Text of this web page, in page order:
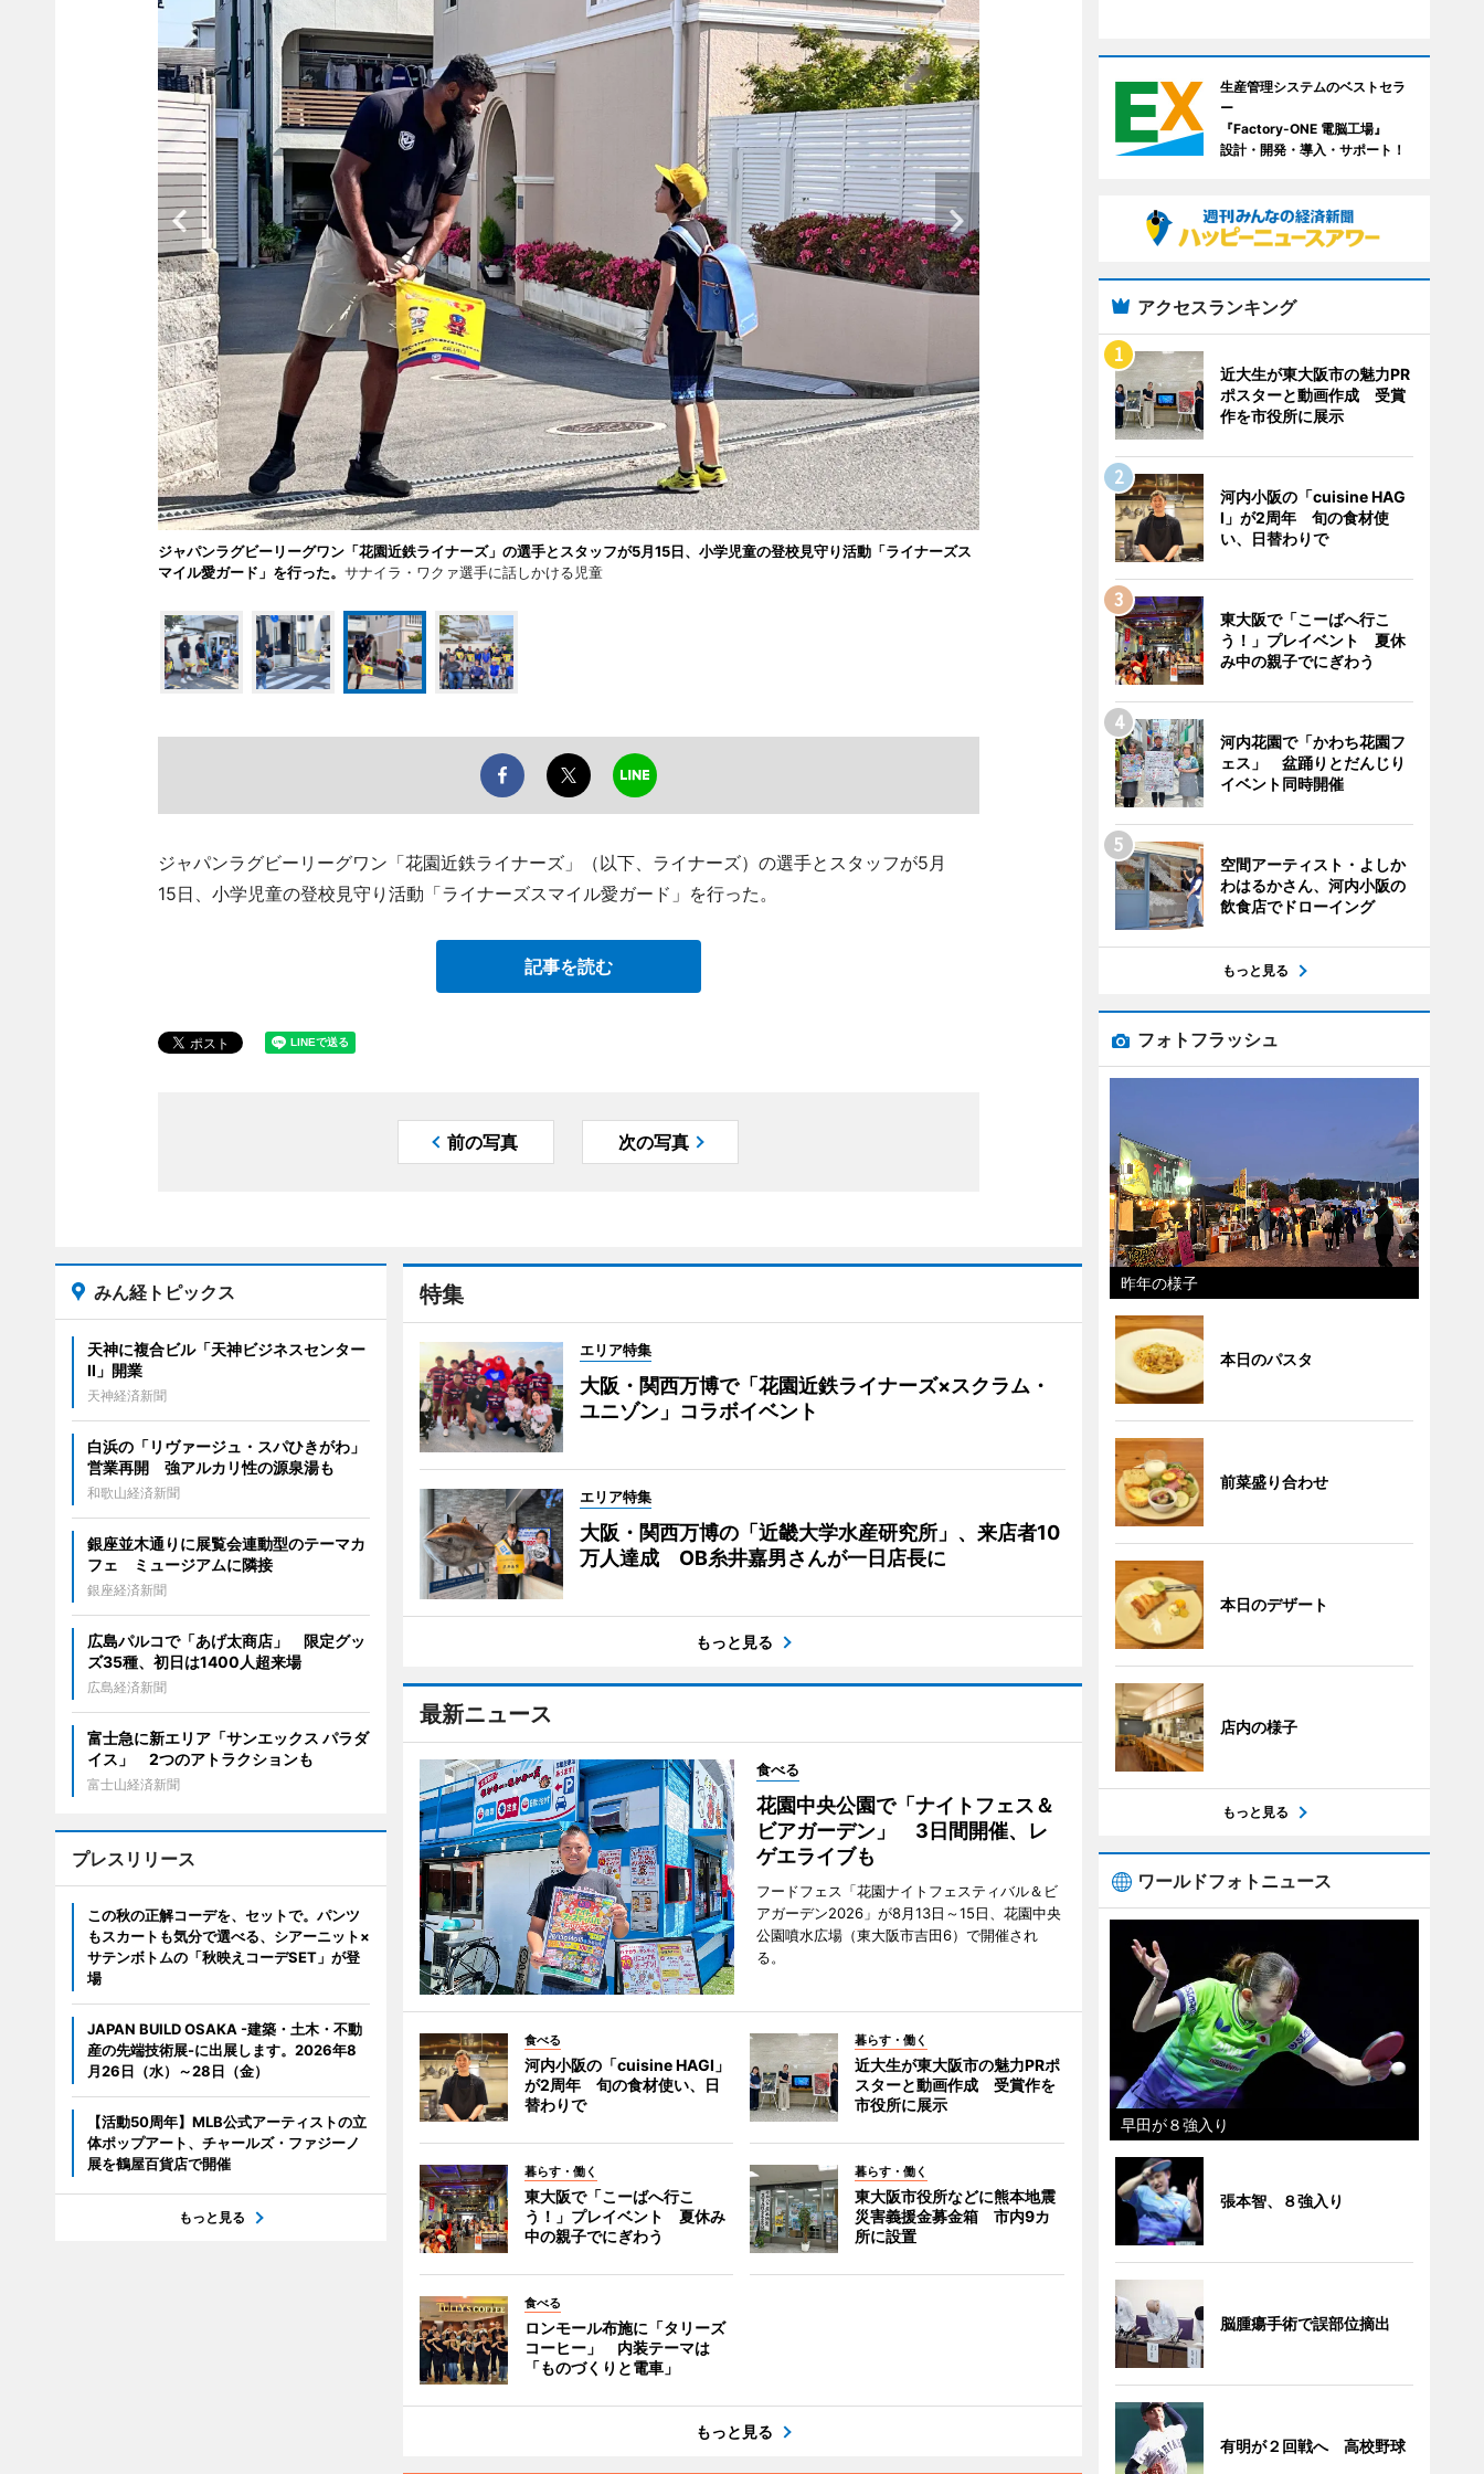
ジャパンラグビーリーグワン「花園近鉄ライナーズ」の選手とスタッフが5月15日、小学児童の登校見守り活動「ライナーズス
マイル愛ガード」を行った。 サナイラ・ワクァ選手に話しかける児童
ジャパンラグビーリーグワン「花園近鉄ライナーズ」（以下、ライナーズ）の選手とスタッフが5月
15日、小学児童の登校見守り活動「ライナーズスマイル愛ガード」を行った。
記事を読む
前の写真 次の写真
特集
エリア特集
大阪・関西万博で「花園近鉄ライナーズ×スクラム・
ユニゾン」コラボイベント
エリア特集
大阪・関西万博の「近畿大学水産研究所」、来店者10
万人達成 OB糸井嘉男さんが一日店長に
もっと見る
最新ニュース
食べる
花園中央公園で「ナイトフェス＆
ビアガーデン」 3日間開催、レ
ゲエライブも
フードフェス「花園ナイトフェスティバル＆ビ
アガーデン2026」が8月13日～15日、花園中央
公園噴水広場（東大阪市吉田6）で開催され
る。
食べる
河内小阪の「cuisine HAGI」
が2周年 旬の食材使い、日
替わりで
暮らす・働く
近大生が東大阪市の魅力PRポ
スターと動画作成 受賞作を
市役所に展示
暮らす・働く
東大阪で「こーばへ行こ
う！」プレイベント 夏休み
中の親子でにぎわう
暮らす・働く
東大阪市役所などに熊本地震
災害義援金募金箱 市内9カ
所に設置
食べる
ロンモール布施に「タリーズ
コーヒー」 内装テーマは
「ものづくりと電車」
もっと見る
みん経トピックス
天神に複合ビル「天神ビジネスセンター
II」開業
天神経済新聞
白浜の「リヴァージュ・スパひきがわ」
営業再開 強アルカリ性の源泉湯も
和歌山経済新聞
銀座並木通りに展覧会連動型のテーマカ
フェ ミュージアムに隣接
銀座経済新聞
広島パルコで「あげ太商店」 限定グッ
ズ35種、初日は1400人超来場
広島経済新聞
富士急に新エリア「サンエックス パラダ
イス」 2つのアトラクションも
富士山経済新聞
プレスリリース
この秋の正解コーデを、セットで。パンツ
もスカートも気分で選べる、シアーニット×
サテンボトムの「秋映えコーデSET」が登
場
JAPAN BUILD OSAKA -建築・土木・不動
産の先端技術展-に出展します。2026年8
月26日（水）～28日（金）
【活動50周年】MLB公式アーティストの立
体ポップアート、チャールズ・ファジーノ
展を鶴屋百貨店で開催
もっと見る
生産管理システムのベストセラ
ー
『Factory-ONE 電脳工場』
設計・開発・導入・サポート！
アクセスランキング
近大生が東大阪市の魅力PR
ポスターと動画作成 受賞
作を市役所に展示
河内小阪の「cuisine HAG
I」が2周年 旬の食材使
い、日替わりで
東大阪で「こーばへ行こ
う！」プレイベント 夏休
み中の親子でにぎわう
河内花園で「かわち花園フ
ェス」 盆踊りとだんじり
イベント同時開催
空間アーティスト・よしか
わはるかさん、河内小阪の
飲食店でドローイング
もっと見る
フォトフラッシュ
昨年の様子
本日のパスタ
前菜盛り合わせ
本日のデザート
店内の様子
もっと見る
ワールドフォトニュース
早田が８強入り
張本智、８強入り
脳腫瘍手術で誤部位摘出
有明が２回戦へ 高校野球